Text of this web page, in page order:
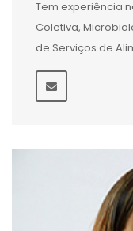
Tem experiência
Coletiva,
de Serviços de